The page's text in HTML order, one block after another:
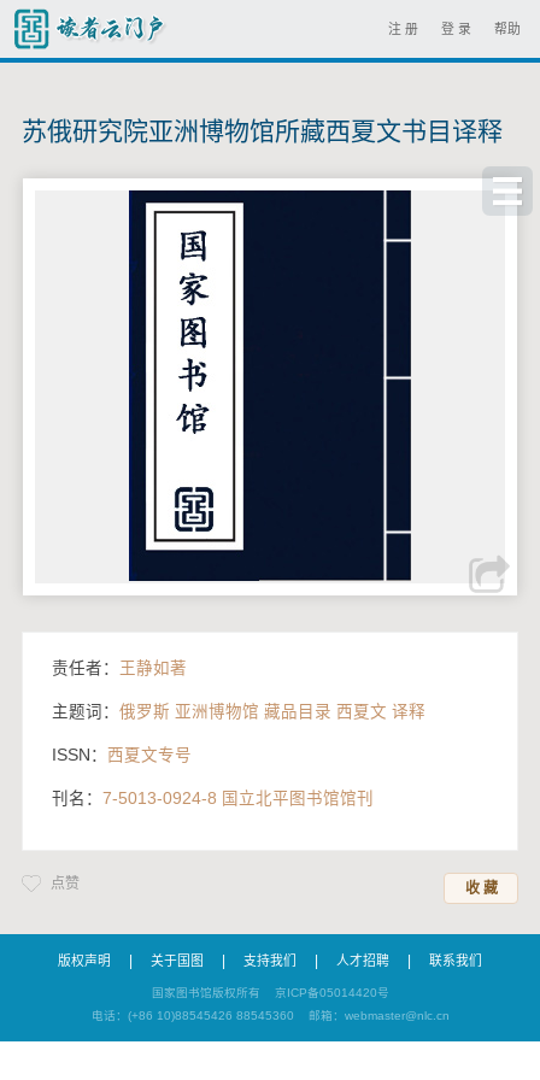
帮助
登 录
注 册
苏俄研究院亚洲博物馆所藏西夏文书目译释
责任者： 王静如著
主题词： 俄罗斯 亚洲博物馆 藏品目录 西夏文 译释
ISSN： 西夏文专号
刊名： 7-5013-0924-8 国立北平图书馆馆刊
收 藏
点赞
版权声明 关于国图 支持我们 人才招聘 联系我们
国家图书馆版权所有
京ICP备05014420号
电话：(+86 10)88545426 88545360
邮箱：webmaster@nlc.cn